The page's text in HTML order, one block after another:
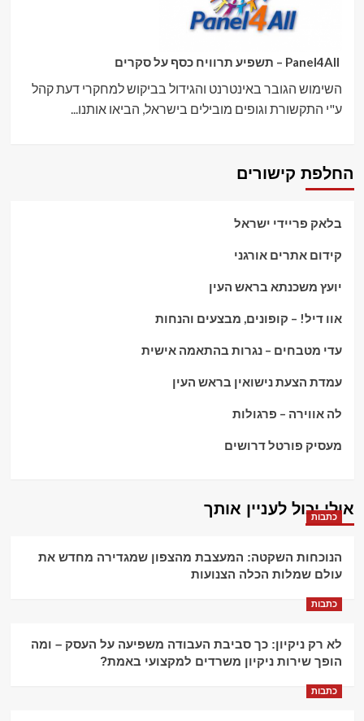
השימוש הגובר באינטרנט והגידול בביקוש למחקרי דעת קהל
ע"י התקשורת וגופים מובילים בישראל, הביאו אותנו...
החלפת קישורים
בלאק פריידי ישראל
קידום אתרים אורגני
יועץ משכנתא בראש העין
אוו דיל! – קופונים, מבצעים והנחות
עדי מטבחים – נגרות בהתאמה אישית
עמדת הצעת נישואין בראש העין
לה אווירה – פרגולות
מעסיק פורטל דרושים
אולי יכול לעניין אותך
כתבות
הנוכחות השקטה: המעצבת מהצפון שמגדירה מחדש את
עולם שמלות הכלה הצנועות
כתבות
לא רק ניקיון: כך סביבת העבודה משפיעה על העסק – ומה
הופך שירות ניקיון משרדים למקצועי באמת?
כתבות